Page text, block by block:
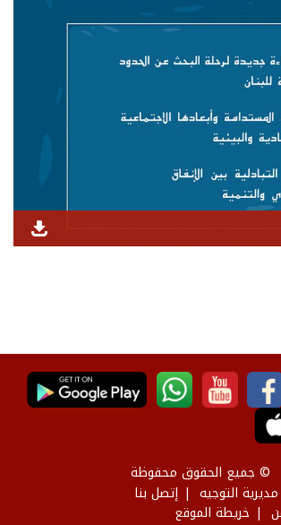
© جميع الحقوق محفوظة
التوجيه
إتصل بنا
خريطة الموقع